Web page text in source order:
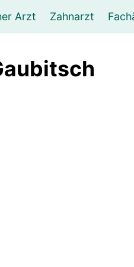
Arzt Zahnarzt